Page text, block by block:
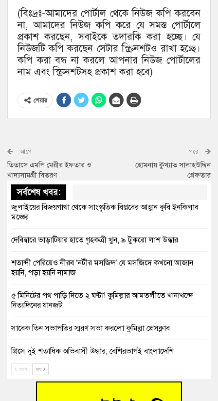
(বিঃদ্রঃ-আমাদের পোর্টাল থেকে নিউজ কপি করবেন
না, আমাদের নিউজ কপি করে যে সমস্ত পোর্টালে
প্রকাশ করছেন, সবাইকে তদারকি করা হচ্ছে। যে
নিউজটি কপি করছেন সেটার স্ক্রিনশটও রাখা হচ্ছে।
কপি করা বন্ধ না করলে আপনার নিউজ পোর্টালের
নাম এবং স্ক্রিনশটসহ প্রকাশ করা হবে)
শেয়ার
আগে
তিতাসে এমপি মেরীর ইফতার ও
খাদ্যসামগ্রী বিতরণ
পরে
হোমনায় কুখ্যাত সালাহউদ্দিন
গ্রেফতার
সর্বশেষ খবর:
জুলাইয়ের বিজয়গাথা থেকে সাংস্কৃতিক বিপ্লবের আহ্বান কুবি ইনকিলাব
মঞ্চের
দেবিদ্বারে ভাড়াটিয়ার হাতে গৃহকত্রী খুন, ৯ টুকরো লাশ উদ্ধার
শতাব্দী পেরিয়েও নীরব ‘নটীর মসজিদ’ যে মসজিদে কখনো আজান
হয়নি, পড়া হয়নি নামাজ
৫ মিনিটের পথ পাড়ি দিতে ২ ঘণ্টা! কুমিল্লার আমতলীতে খানাখন্দে
নিত্যদিনের যানজট
সাবেক তিন সভাপতির স্মরণ সভা করলো কুমিল্লা প্রেসক্লাব
গ্রিসে দুই শতাধিক অভিবাসী উদ্ধার, বেশিরভাগই বাংলাদেশি
বুড়িচংয়ে নিখোঁজের ৩ দিন পর ফিশারির পুকুরে রিকশাচালকের মরদেহ
আগে পরে